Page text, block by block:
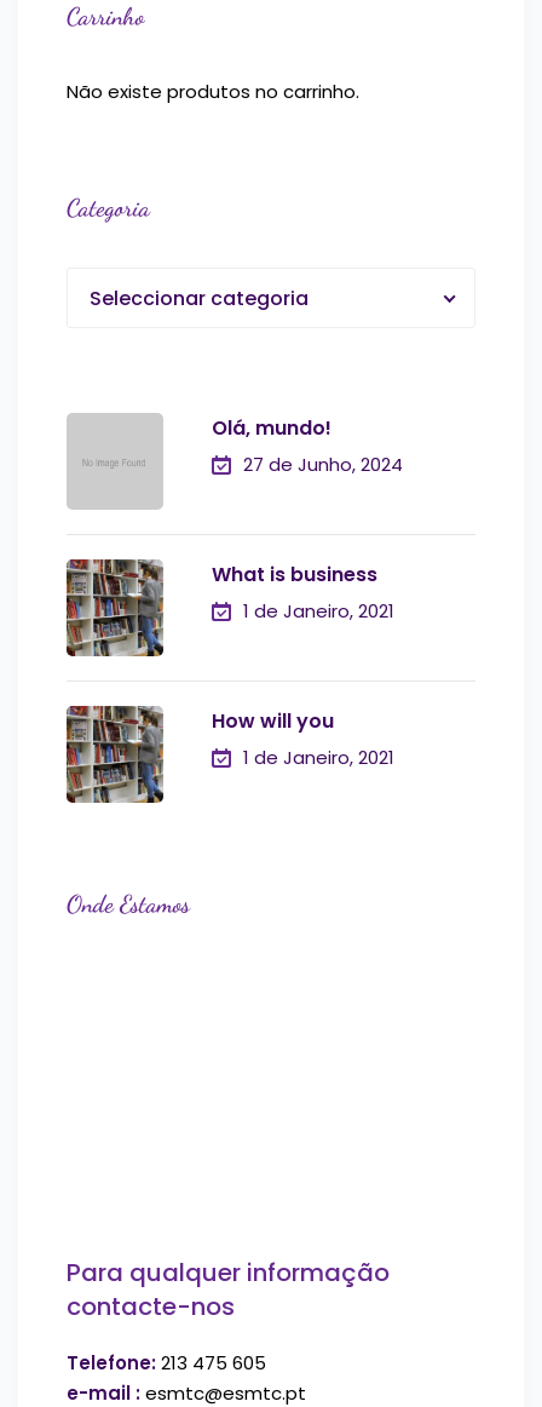
Carrinho
Não existe produtos no carrinho.
Categoria
Seleccionar categoria
Olá, mundo!
27 de Junho, 2024
What is business
1 de Janeiro, 2021
How will you
1 de Janeiro, 2021
Onde Estamos
Para qualquer informação
contacte-nos
Telefone:213 475 605
e-mail :esmtc@esmtc.pt